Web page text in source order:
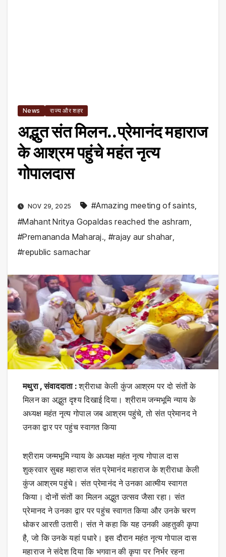
News राज्य और शहर
अद्भुत संत मिलन..प्रेमानंद महाराज
के आश्रम पहुंचे महंत नृत्य
गोपालदास
NOV 29, 2025 #Amazing meeting of saints
#Mahant Nritya Gopaldas reached the ashram
#Premananda Maharaj. #rajay aur shahar,
#republic samachar
मथुरा , संवाददाता :श्रीराधा केली कुंज आश्रम पर दो संतों के
मिलन का अद्भुत दृश्य दिखाई दिया। श्रीराम जन्मभूमि न्याय के
अध्यक्ष महंत नृत्य गोपाल जब आश्रम पहुंचे, तो संत प्रेमानद ने
उनका द्वार पर पहुंच स्वागत किया
श्रीराम जन्मभूमि न्याय के अध्यक्ष महंत नृत्य गोपाल दास
शुक्रवार सुबह महाराज संत प्रेमानंद महाराज के श्रीराधा केली
कुंज आश्रम पहुंचे। संत प्रेमानंद ने उनका आत्मीय स्वागत
किया। दोनों संतों का मिलन अद्भुत उत्सव जैसा रहा। संत
प्रेमानद ने उनका द्वार पर पहुंच स्वागत किया और उनके चरण
धोकर आरती उतारी। संत ने कहा कि यह उनकी अहतुकी कृपा
है, जो कि उनके यहां पधारे। इस दौरान महंत नृत्य गोपाल दास
महाराज ने संदेश दिया कि भगवान की कृपा पर निर्भर रहना